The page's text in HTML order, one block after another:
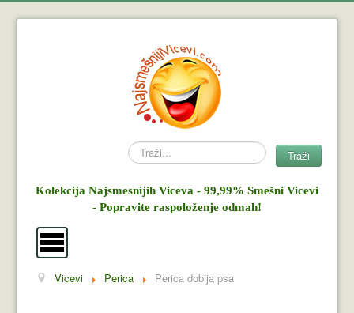
Search Traži
Kolekcija Najsmesnijih Viceva - 99,99% Smešni Vicevi
- Popravite raspoloženje odmah!
Vicevi
Vicevi Perica Perica dobija psa